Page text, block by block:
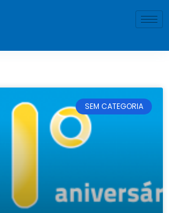
SEM CATEGORIA